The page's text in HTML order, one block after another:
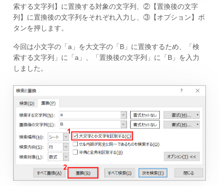
索する文字列】に置換する対象の文字列、②【置換後の文字
列】に置換後の文字列をそれぞれ入力し、③【オプション】ボ
タンを押します。
今回は小文字の「a」を大文字の「B」に置換するため、「検
索する文字列」に「a」、「置換後の文字列」に「B」を入力
しました。